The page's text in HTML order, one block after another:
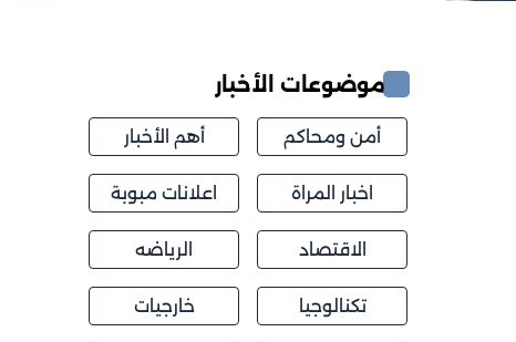
موضوعات الأخبار
أمن ومحاكم أهم الأخبار
اخبار المراة اعلانات مبوبة
الاقتصاد الرياضه
تكنالوجيا خارجيات